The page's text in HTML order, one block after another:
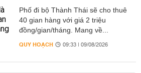
Phố đi bộ Thành Thái sẽ cho thuê
40 gian hàng với giá 2 triệu
đồng/gian/tháng. Mang về...
QUY HOẠCH 09:33 | 09/08/2026